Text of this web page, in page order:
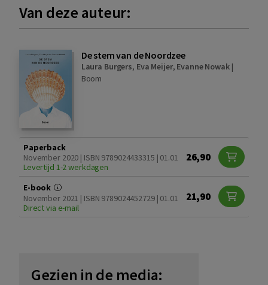
Van deze auteur:
De stem van de Noordzee
Laura Burgers, Eva Meijer, Evanne Nowak|
Boom
Paperback
November 2020 | ISBN 9789024433315 | 01.01
Levertijd 1-2 werkdagen
26,90
E-book
November 2021 | ISBN 9789024452729 | 01.01
Direct via e-mail
21,90
Gezien in de media: